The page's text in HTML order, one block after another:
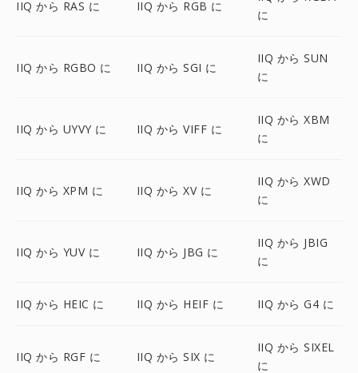
IIQ から RAS に IIQ から RGB に
に
IIQ から RGBO に IIQ から SGI に
IIQ から SUN
に
IIQ から UYVY に IIQ から VIFF に
IIQ から XBM
に
IIQ から XPM に IIQ から XV に
IIQ から XWD
に
IIQ から YUV に IIQ から JBG に
IIQ から JBIG
に
IIQ から HEIC に IIQ から HEIF に IIQ から G4 に
IIQ から RGF に IIQ から SIX に
IIQ から SIXEL
に